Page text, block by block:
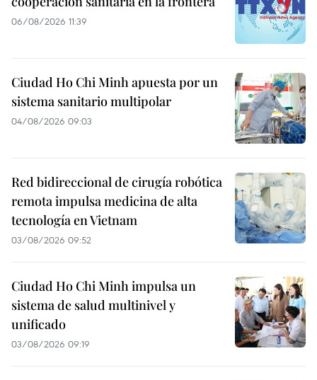
06/08/2026 11:39
Ciudad Ho Chi Minh apuesta por un
sistema sanitario multipolar
04/08/2026 09:03
Red bidireccional de cirugía robótica
remota impulsa medicina de alta
tecnología en Vietnam
03/08/2026 09:52
Ciudad Ho Chi Minh impulsa un
sistema de salud multinivel y
unificado
03/08/2026 09:19